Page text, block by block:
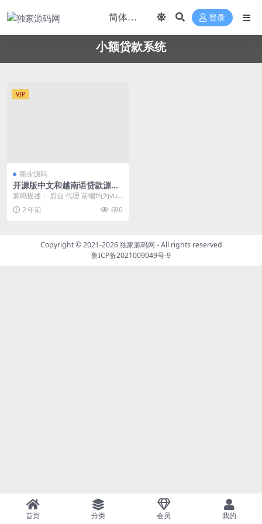
登录
小额贷款系统
VIP
商业源码
开源版中文和越南语贷款源码
贷款平台下载 小额贷款系统
源码描述： 后台 代理 前端均为vue
源码，前端有中文和越南语 前端ui
黄色大气...
2 年前 690
Copyright © 2021-2026独家源码网 - All rights reserved
鲁ICP备2021009049号-9
首页 分类 会员 我的